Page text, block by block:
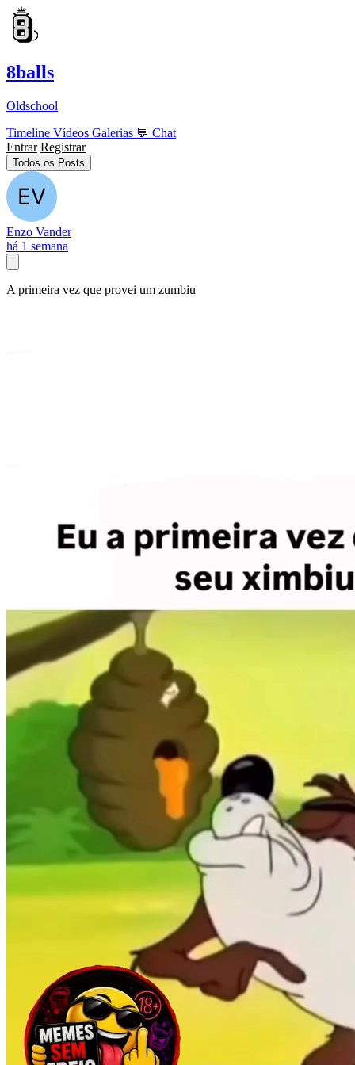
8balls
Oldschool
Timeline Vídeos Galerias 💬 Chat
Entrar Registrar
Todos os Posts
Enzo Vander
há 1 semana
A primeira vez que provei um zumbiu